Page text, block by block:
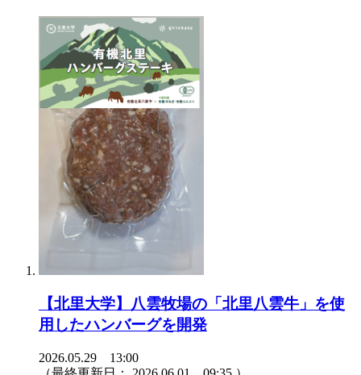
【北里大学】八雲牧場の「北里八雲牛」を使
用したハンバーグを開発
2026.05.29 13:00